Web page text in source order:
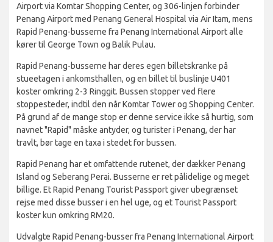
Airport via Komtar Shopping Center, og 306-linjen forbinder
Penang Airport med Penang General Hospital via Air Itam, mens
Rapid Penang-busserne fra Penang International Airport alle
kører til George Town og Balik Pulau.
Rapid Penang-busserne har deres egen billetskranke på
stueetagen i ankomsthallen, og en billet til buslinje U401
koster omkring 2-3 Ringgit. Bussen stopper ved flere
stoppesteder, indtil den når Komtar Tower og Shopping Center.
På grund af de mange stop er denne service ikke så hurtig, som
navnet "Rapid" måske antyder, og turister i Penang, der har
travlt, bør tage en taxa i stedet for bussen.
Rapid Penang har et omfattende rutenet, der dækker Penang
Island og Seberang Perai. Busserne er ret pålidelige og meget
billige. Et Rapid Penang Tourist Passport giver ubegrænset
rejse med disse busser i en hel uge, og et Tourist Passport
koster kun omkring RM20.
Udvalgte Rapid Penang-busser fra Penang International Airport